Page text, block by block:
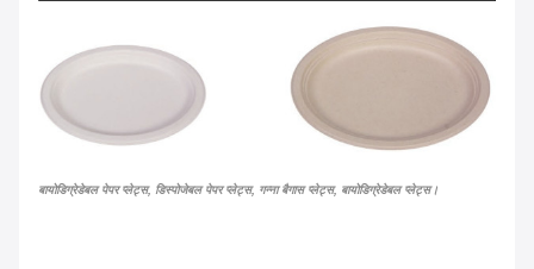
बायोडिग्रेडेबल पेपर प्लेट्स, डिस्पोजेबल पेपर प्लेट्स, गन्ना बैगास प्लेट्स, बायोडिग्रेडेबल प्लेट्स।